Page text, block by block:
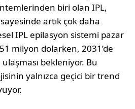
biri olan IPL,
artık çok daha
IPL epilasyon sistemi pazar
milyon dolarken, 2031’de
bekleni­yor. Bu
yalnızca ge­çici bir trend